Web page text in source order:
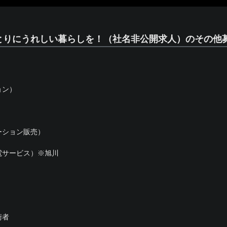
にうれしい暮らしを！（社名非公開求人）のその他
）
ョン販売）
ービス）※旭川
者